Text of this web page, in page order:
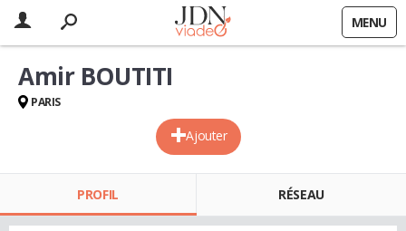
MENU
Ajouter
Amir BOUTITI
PARIS
PROFIL RÉSEAU